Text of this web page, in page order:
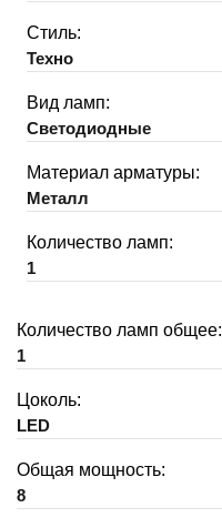
Стиль:
Техно
Вид ламп:
Светодиодные
Материал арматуры:
Металл
Количество ламп:
1
Количество ламп общее:
1
Цоколь:
LED
Общая мощность:
8